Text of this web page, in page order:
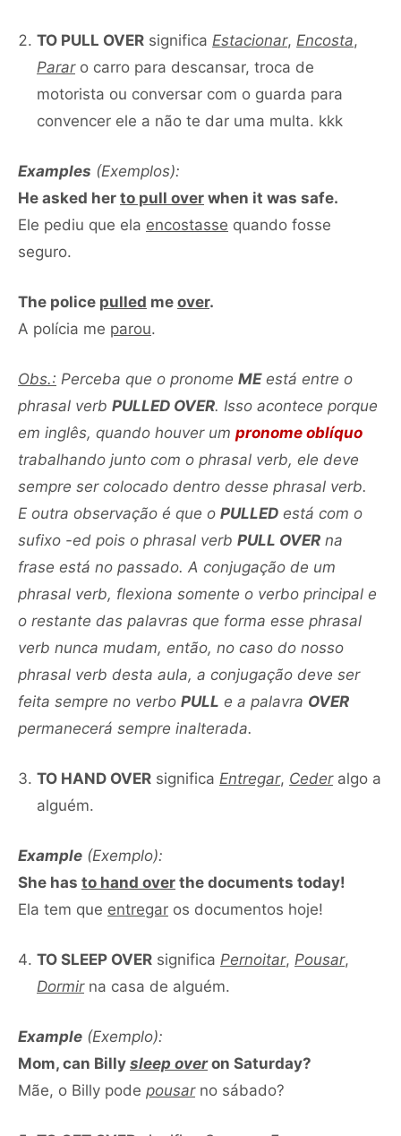
TO PULL OVER significa Estacionar, Encosta,
Pararo carro para descansar, troca de
motorista ou conversar com o guarda para
convencer ele a não te dar uma multa. kkk
Examples (Exemplos):
He asked her to pull over when it was safe.
Ele pediu que ela encostasse quando fosse
seguro.
The police pulled me over.
A polícia me parou.
Obs.: Perceba que o pronome MEestá entre o
phrasal verb PULLED OVER. Isso acontece porque
em inglês, quando houver um pronome oblíquo
trabalhando junto com o phrasal verb, ele deve
sempre ser colocado dentro desse phrasal verb.
E outra observação é que o PULLED está com o
sufixo -ed pois o phrasal verb PULL OVER na
frase está no passado. A conjugação de um
phrasal verb, flexiona somente o verbo principal e
o restante das palavras que forma esse phrasal
verb nunca mudam, então, no caso do nosso
phrasal verb desta aula, a conjugação deve ser
feita sempre no verbo PULL e a palavra OVER
permanecerá sempre inalterada.
TO HAND OVER significa Entregar, Cederalgo a
alguém.
Example (Exemplo):
She has to hand over the documents today!
Ela tem que entregar os documentos hoje!
TO SLEEP OVER significa Pernoitar, Pousar,
Dormirna casa de alguém.
Example (Exemplo):
Mom, can Billy sleep overon Saturday?
Mãe, o Billy pode pousarno sábado?